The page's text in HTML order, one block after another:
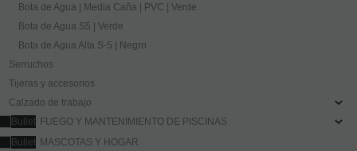
Bota de Agua | Media Caña | PVC | Verde
Bota de Agua S5 | Verde
Bota de Agua Alta S-5 | Negro
Serruchos
Tijeras y accesorios
Calzado de trabajo
FUEGO Y MANTENIMIENTO DE PISCINAS
MASCOTAS Y HOGAR